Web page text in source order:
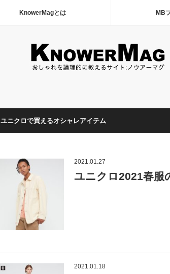
KnowerMagとは MB
ユニクロで買えるオシャレアイテム
2021.01.27
ユニクロ2021春服
2021.01.18